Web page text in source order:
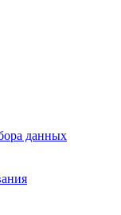
данных